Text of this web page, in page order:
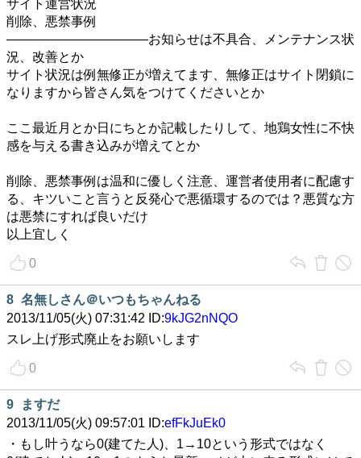
サイト運営状況
削除、悪禁事例
―――――――――――お知らせは不具合、メンテナンス状
況、改善とか
サイト状況は例無修正が増えてます、無修正はサイト閉鎖に
なりますから皆さん気をつけてくださいとか
ここ最近月とか日にちとか記載したりして、地鶏女性に不快
感を与える書き込みが増えてとか
削除、悪禁事例は温和に優しく注意、運営者使用者に配慮す
る、キツいこと言うと反発心で悪循環するのでは？悪質な方
は悪禁にすれば良いだけ
以上宜しく
0
8 名無しさん＠いつもちゃんねる
2013/11/05(火) 07:31:42 ID:9kJG2nNQO
スレ上げ形式廃止をお願いします
0
9
ますだ
2013/11/05(火) 09:57:01 ID:efFkJuEk0
・もし叶うなら0(建てた人)、1→10という形式ではなく